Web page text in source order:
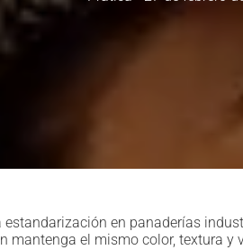
estandarización en panaderías
mantenga el mismo color, textura